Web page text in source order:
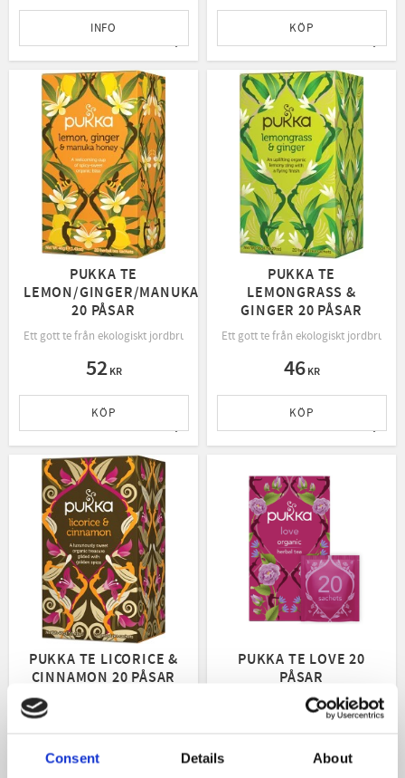
Consent Details About
Lägg till i favoriter
INFO KÖP
PUKKA TE
LEMON/GINGER/MANUKA
20 PÅSAR
Ett gott te från ekologiskt jordbruk, rättvis handel och bevarande av naturen.
52KR
Lägg till i favoriter
KÖP
PUKKA TE
LEMONGRASS &
GINGER 20 PÅSAR
Ett gott te från ekologiskt jordbruk,
46KR
KÖP
PUKKA TE LICORICE &
CINNAMON 20 PÅSAR
Ett gott te från ekologiskt jordbruk, rättvis handel och bevarande av naturen.
PUKKA TE LOVE 20
PÅSAR
Ett gott te från ekologiskt jordbruk,